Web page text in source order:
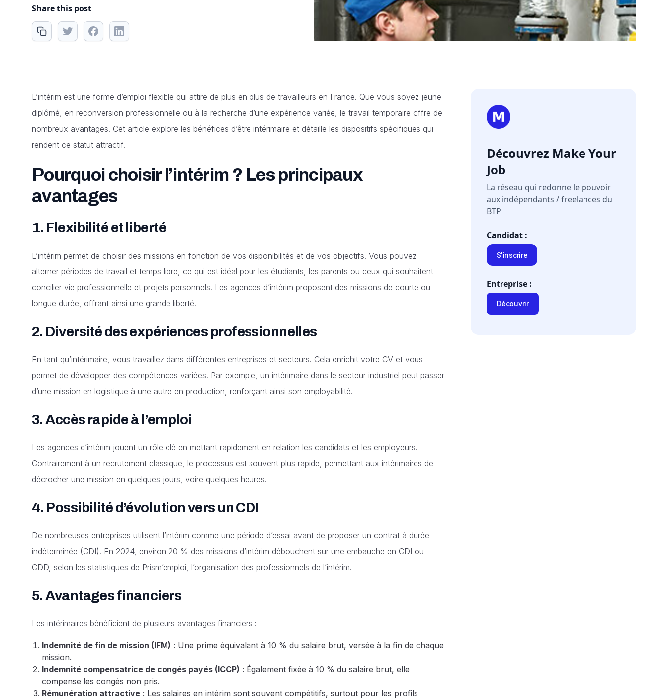
Share this post
L’intérim est une forme d’emploi flexible qui attire de plus en plus de travailleurs en France. Que vous soyez jeune
diplômé, en reconversion professionnelle ou à la recherche d’une expérience variée, le travail temporaire offre de
nombreux avantages. Cet article explore les bénéfices d’être intérimaire et détaille les dispositifs spécifiques qui
rendent ce statut attractif.
Pourquoi choisir l’intérim ? Les principaux
avantages
1. Flexibilité et liberté
L’intérim permet de choisir des missions en fonction de vos disponibilités et de vos objectifs. Vous pouvez
alterner périodes de travail et temps libre, ce qui est idéal pour les étudiants, les parents ou ceux qui souhaitent
concilier vie professionnelle et projets personnels. Les agences d’intérim proposent des missions de courte ou
longue durée, offrant ainsi une grande liberté.
2. Diversité des expériences professionnelles
En tant qu’intérimaire, vous travaillez dans différentes entreprises et secteurs. Cela enrichit votre CV et vous
permet de développer des compétences variées. Par exemple, un intérimaire dans le secteur industriel peut passer
d’une mission en logistique à une autre en production, renforçant ainsi son employabilité.
3.Accès rapide à l’emploi
Les agences d’intérim jouent un rôle clé en mettant rapidement en relation les candidats et les employeurs.
Contrairement à un recrutement classique, le processus est souvent plus rapide, permettant aux intérimaires de
décrocher une mission en quelques jours, voire quelques heures.
4. Possibilité d’évolution vers un CDI
De nombreuses entreprises utilisent l’intérim comme une période d’essai avant de proposer un contrat à durée
indéterminée (CDI). En 2024, environ 20 % des missions d’intérim débouchent sur une embauche en CDI ou
CDD, selon les statistiques de Prism’emploi, l’organisation des professionnels de l’intérim.
5.Avantages financiers
Les intérimaires bénéficient de plusieurs avantages financiers :
Indemnité de fin de mission (IFM) : Une prime équivalant à 10 % du salaire brut, versée à la fin de chaque
mission.
Indemnité compensatrice de congés payés (ICCP) : Également fixée à 10 % du salaire brut, elle
compense les congés non pris.
Rémunération attractive : Les salaires en intérim sont souvent compétitifs, surtout pour les profils
Découvrez Make Your
Job
La réseau qui redonne le pouvoir
aux indépendants / freelances du
BTP
Candidat :
S'inscrire
Entreprise :
Découvrir